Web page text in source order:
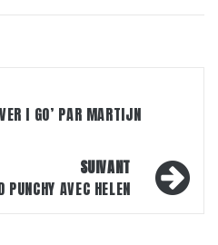
I GO’ PAR MARTIJN
SUIVANT
PUNCHY AVEC HELEN